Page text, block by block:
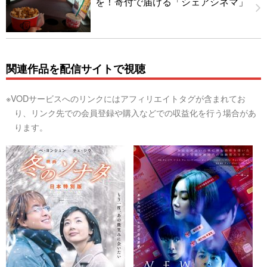
関連作品を配信サイトで視聴
※VODサービスへのリンクにはアフィリエイトタグが含まれてお
り、リンク先での会員登録や購入などでの収益化を行う場合があ
ります。